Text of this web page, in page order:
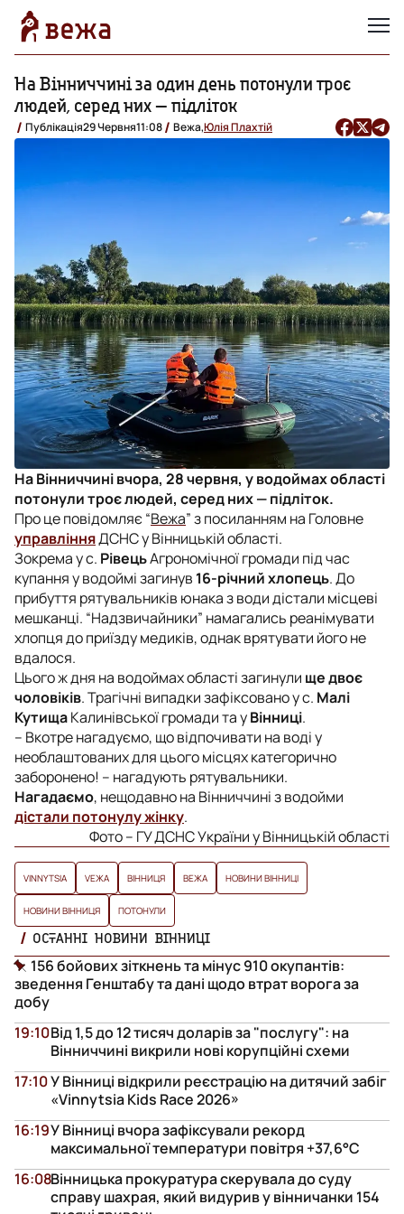
На Вінниччині за один день потонули троє
людей, серед них — підліток
Публікація29 Червня11:08 Вежа,Юлія Плахтій
На Вінниччині вчора, 28 червня, у водоймах області
потонули троє людей, серед них — підліток.
Про це повідомляє “Вежа” з посиланням на Головне
управлінняДСНС у Вінницькій області.
Зокрема у с. РівецьАгрономічної громади під час
купання у водоймі загинув 16-річний хлопець. До
прибуття рятувальників юнака з води дістали місцеві
мешканці. “Надзвичайники” намагались реанімувати
хлопця до приїзду медиків, однак врятувати його не
вдалося.
Цього ж дня на водоймах області загинули ще двоє
чоловіків. Трагічні випадки зафіксовано у с. Малі
КутищаКалинівської громади та уВінниці.
– Вкотре нагадуємо, що відпочивати на воді у
необлаштованих для цього місцях категорично
заборонено! – нагадують рятувальники.
Нагадаємо, нещодавно на Вінниччині з водойми
дістали потонулу жінку.
Фото – ГУ ДСНС України у Вінницькій області
VINNYTSIA VЕЖА ВІННИЦЯ ВЕЖА НОВИНИ ВІННИЦІ
НОВИНИ ВІННИЦЯ ПОТОНУЛИ
ОСТАННІ НОВИНИ ВІННИЦІ
156 бойових зіткнень та мінус 910 окупантів:
зведення Генштабу та дані щодо втрат ворога за
добу
Від 1,5 до 12 тисяч доларів за "послугу": на
Вінниччині викрили нові корупційні схеми
19:10
У Вінниці відкрили реєстрацію на дитячий забіг
«Vinnytsia Kids Race 2026»
17:10
У Вінниці вчора зафіксували рекорд
максимальної температури повітря +37,6°С
16:19
Вінницька прокуратура скерувала до суду
справу шахрая, який видурив у вінничанки 154
16:08